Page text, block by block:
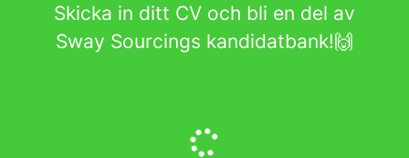
Skicka in ditt CV och bli en del av
Sway Sourcings kandidatbank!🙌